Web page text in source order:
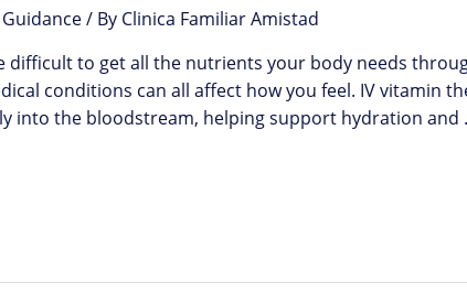
/ By Clinica Familiar Amistad
difficult to get all the nutrients your body needs
conditions can all affect how you feel. IV vitamin
into the bloodstream, helping support hydration and